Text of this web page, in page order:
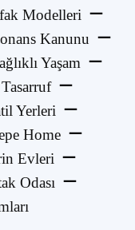
Modelleri
Kanunu
Yaşam
Tasarruf
Yerleri
Home
Evleri
Odası